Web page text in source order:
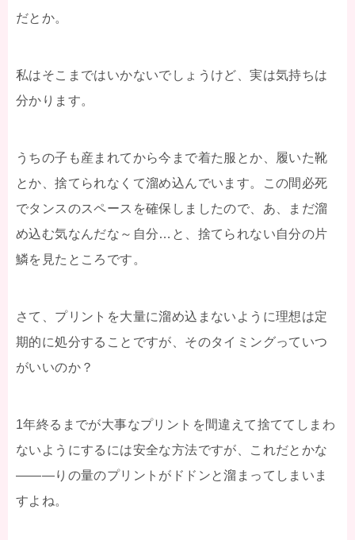
だとか。
私はそこまではいかないでしょうけど、実は気持ちは
分かります。
うちの子も産まれてから今まで着た服とか、履いた靴
とか、捨てられなくて溜め込んでいます。この間必死
でタンスのスペースを確保しましたので、あ、まだ溜
め込む気なんだな～自分…と、捨てられない自分の片
鱗を見たところです。
さて、プリントを大量に溜め込まないように理想は定
期的に処分することですが、そのタイミングっていつ
がいいのか？
1年終るまでが大事なプリントを間違えて捨ててしまわ
ないようにするには安全な方法ですが、これだとかな
―――りの量のプリントがドドンと溜まってしまいま
すよね。